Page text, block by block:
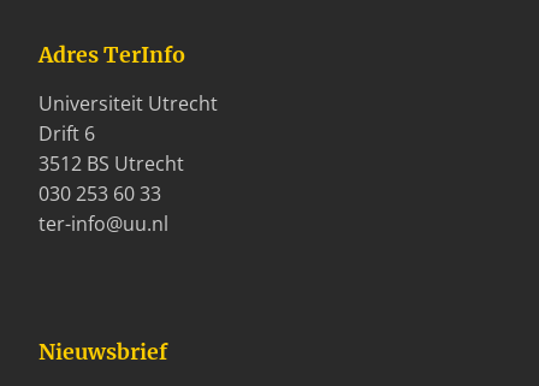
Adres TerInfo
Universiteit Utrecht
Drift 6
3512 BS Utrecht
030 253 60 33
ter-info@uu.nl
Nieuwsbrief